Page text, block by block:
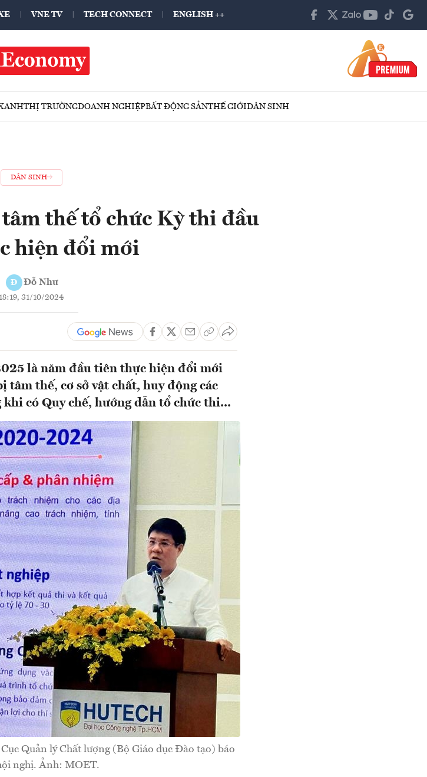
VNE TV TECH CONNECT ENGLISH ++
THỊ TRƯỜNGDOANH NGHIỆPBẤT ĐỘNG SẢNTHẾ GIỚIDÂN SINH
DÂN SINH
thế tổ chức Kỳ thi đầu
hiện đổi mới
Đ Đỗ Như
31/10/2024
là năm đầu tiên thực hiện đổi mới
tâm thế, cơ sở vật chất, huy động các
khi có Quy chế, hướng dẫn tổ chức thi...
Quản lý Chất lượng (Bộ Giáo dục Đào tạo) báo
nghị. Ảnh: MOET.